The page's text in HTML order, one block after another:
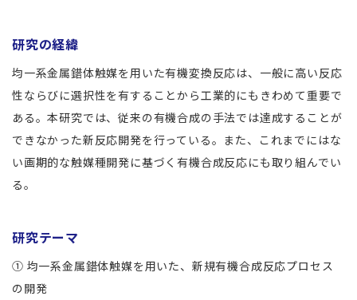
研究の経緯
均一系金属錯体触媒を用いた有機変換反応は、一般に高い反応
性ならびに選択性を有することから工業的にもきわめて重要で
ある。本研究では、従来の有機合成の手法では達成することが
できなかった新反応開発を行っている。また、これまでにはな
い画期的な触媒種開発に基づく有機合成反応にも取り組んでい
る。
研究テーマ
① 均一系金属錯体触媒を用いた、新規有機合成反応プロセス
の開発